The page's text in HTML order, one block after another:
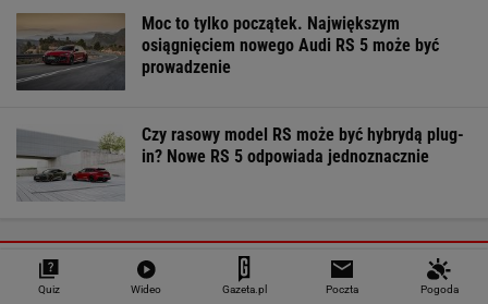
Moc to tylko początek. Największym
osiągnięciem nowego Audi RS 5 może być
prowadzenie
Czy rasowy model RS może być hybrydą plug-
in? Nowe RS 5 odpowiada jednoznacznie
MOTORYZACJA
Quiz Wideo Gazeta.pl Poczta Pogoda